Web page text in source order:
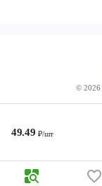
49.49₽/шт
© 2026